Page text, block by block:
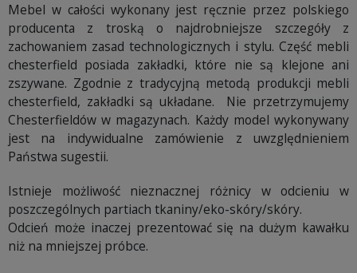
Mebel w całości wykonany jest ręcznie przez polskiego
producenta z troską o najdrobniejsze szczegóły z
zachowaniem zasad technologicznych i stylu. Część mebli
chesterfield posiada zakładki, które nie są klejone ani
zszywane. Zgodnie z tradycyjną metodą produkcji mebli
chesterfield, zakładki są układane. Nie przetrzymujemy
Chesterfieldów w magazynach. Każdy model wykonywany
jest na indywidualne zamówienie z uwzględnieniem
Państwa sugestii.
Istnieje możliwość nieznacznej różnicy w odcieniu w
poszczególnych partiach tkaniny/eko-skóry/skóry.
Odcień może inaczej prezentować się na dużym kawałku
niż na mniejszej próbce.